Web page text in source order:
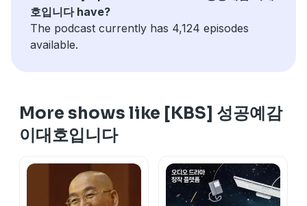
호입니다 have?
The podcast currently has 4,124 episodes
available.
More shows like [KBS] 성공예감
이대호입니다